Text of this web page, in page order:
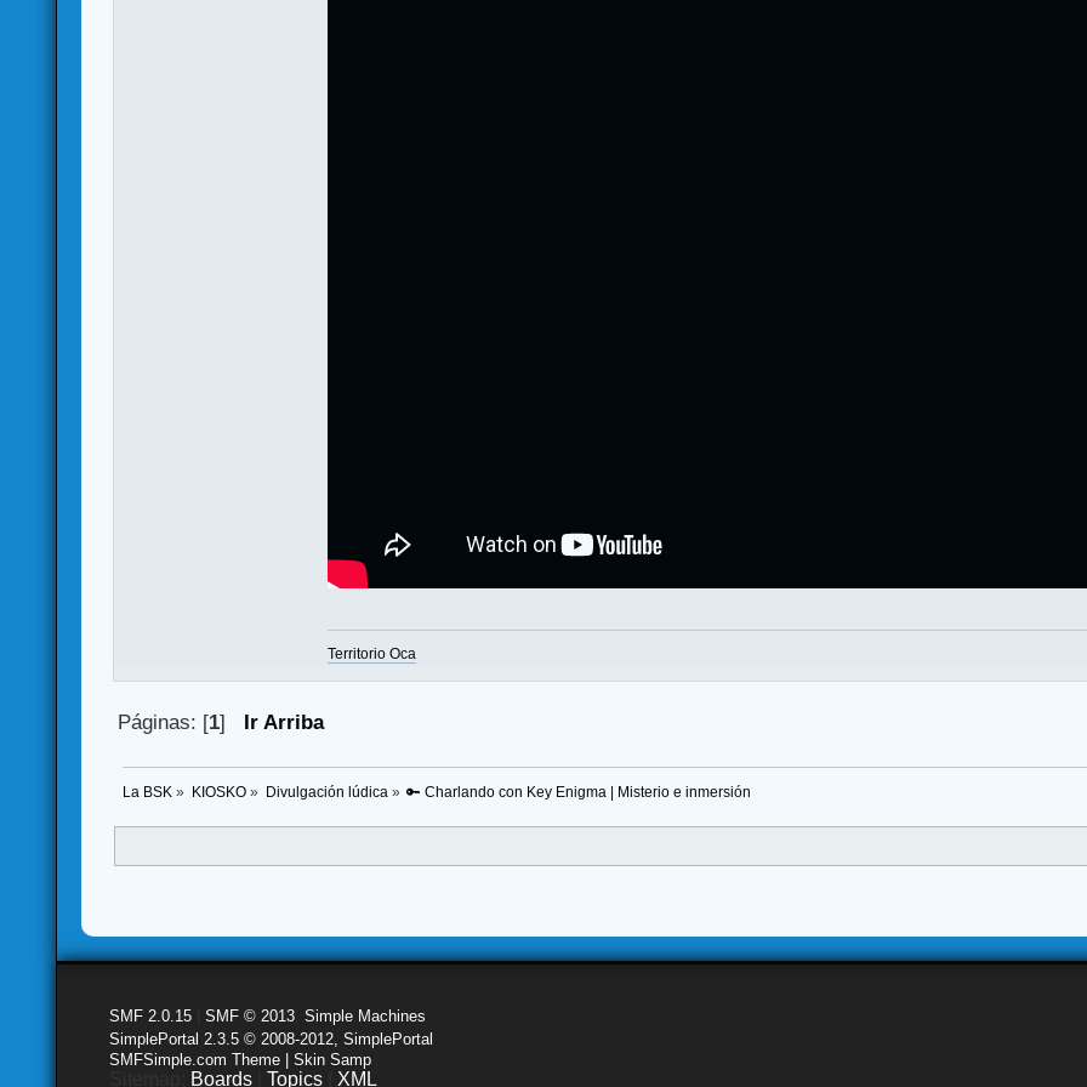
Territorio Oca
Páginas: [1] Ir Arriba
La BSK » KIOSKO» Divulgación lúdica » 🔑 Charlando con Key Enigma | Misterio e inmersión
SMF 2.0.15 |SMF © 2013 ,Simple Machines
SimplePortal 2.3.5 © 2008-2012, SimplePortal
SMFSimple.com Theme | Skin Samp
Boards |Topics XML